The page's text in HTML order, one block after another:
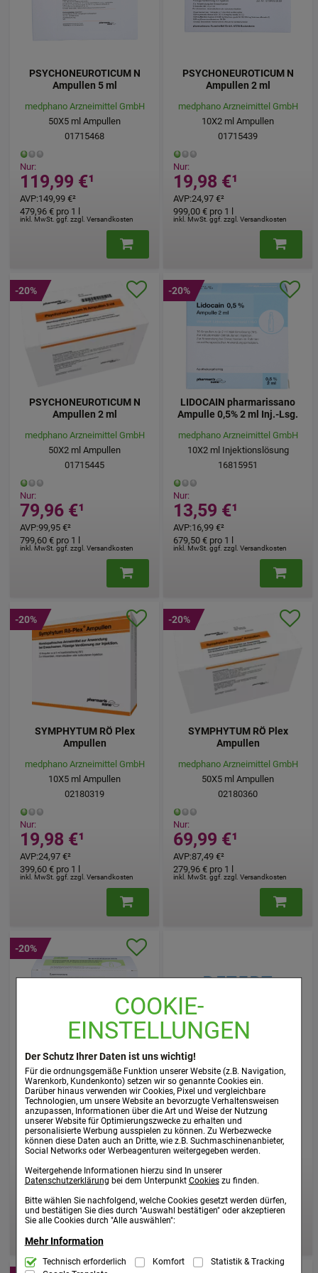
COOKIE-
EINSTELLUNGEN
Der Schutz Ihrer Daten ist uns wichtig!
Für die ordnungsgemäße Funktion unserer Website (z.B. Navigation,
Warenkorb, Kundenkonto) setzen wir so genannte Cookies ein.
Darüber hinaus verwenden wir Cookies, Pixel und vergleichbare
Technologien, um unsere Website an bevorzugte Verhaltensweisen
anzupassen, Informationen über die Art und Weise der Nutzung
unserer Website für Optimierungszwecke zu erhalten und
personalisierte Werbung ausspielen zu können. Zu Werbezwecke
können diese Daten auch an Dritte, wie z.B. Suchmaschinenanbieter,
Social Networks oder Werbeagenturen weitergegeben werden.
Weitergehende Informationen hierzu sind In unserer
Datenschutzerklärung bei dem Unterpunkt Cookieszu finden.
Bitte wählen Sie nachfolgend, welche Cookies gesetzt werden dürfen,
und bestätigen Sie dies durch "Auswahl bestätigen" oder akzeptieren
Sie alle Cookies durch "Alle auswählen":
Mehr Information
Technisch Notwendig:Hierbei handelt es sich um Cookies, die für
Technisch erforderlich Komfort
Statistik & Tracking
PSYCHONEUROTICUM N
Ampullen 5 ml
medphano Arzneimittel GmbH
50X5 ml Ampullen
01715468
Nur:
119,99 €¹
AVP:149,99 €²
inkl. MwSt. ggf. zzgl. Versandkosten
479,96 € pro 1 l
PSYCHONEUROTICUM N
Ampullen 2 ml
medphano Arzneimittel GmbH
10X2 ml Ampullen
01715439
Nur:
19,98 €¹
AVP:24,97 €²
inkl. MwSt. ggf. zzgl. Versandkosten
999,00 € pro 1 l
PSYCHONEUROTICUM N
Ampullen 2 ml
medphano Arzneimittel GmbH
50X2 ml Ampullen
01715445
Nur:
79,96 €¹
AVP:99,95 €²
inkl. MwSt. ggf. zzgl. Versandkosten
799,60 € pro 1 l
-20%
LIDOCAIN pharmarissano
Ampulle 0,5% 2 ml Inj.-Lsg.
medphano Arzneimittel GmbH
10X2ml Injektionslösung
16815951
Nur:
13,59 €¹
AVP:16,99 €²
inkl. MwSt. ggf. zzgl. Versandkosten
679,50 € pro 1 l
-20%
SYMPHYTUM RÖ Plex
Ampullen
medphano Arzneimittel GmbH
10X5 ml Ampullen
02180319
Nur:
19,98 €¹
AVP:24,97 €²
inkl. MwSt. ggf. zzgl. Versandkosten
399,60 € pro 1 l
-20%
SYMPHYTUM RÖ Plex
Ampullen
medphano Arzneimittel GmbH
50X5 ml Ampullen
02180360
Nur:
69,99 €¹
AVP:87,49 €²
inkl. MwSt. ggf. zzgl. Versandkosten
279,96 € pro 1 l
-20%
PROCAIN pharmarissano
Ampulle 1% 2 ml Inj.-Lsg.
medphano Arzneimittel GmbH
50X2ml Injektionslösung
16816212
Nur:
27,19 €¹
AVP:33,99 €²
inkl. MwSt. ggf. zzgl. Versandkosten
271,90 €pro 1 l
-20%
PROCAIN pharmarissano
Ampulle 0,5% 5 ml Inj.-Lsg.
medphano Arzneimittel GmbH
10X5ml Injektionslösung
19711502
Nur:
25,99 €¹
519,80 €